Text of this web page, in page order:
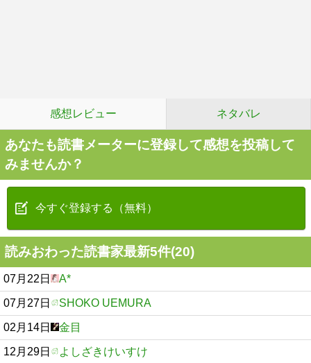
感想レビュー ネタバレ
あなたも読書メーターに登録して感想を投稿して
みませんか？
今すぐ登録する（無料）
読みおわった読書家最新5件(20)
07月22日 A*
07月27日 SHOKO UEMURA
02月14日 金目
12月29日 よしざきけいすけ